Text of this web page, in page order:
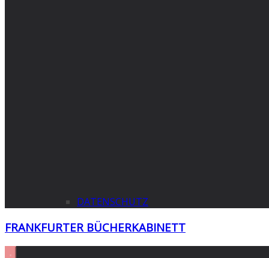
DATENSCHUTZ
FRANKFURTER BÜCHERKABINETT